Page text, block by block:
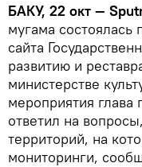
БАКУ, 22 окт —
мугама состоялась
сайта
развитию и
министерстве
мероприятия
ответил на
территорий, на
мониторинги,